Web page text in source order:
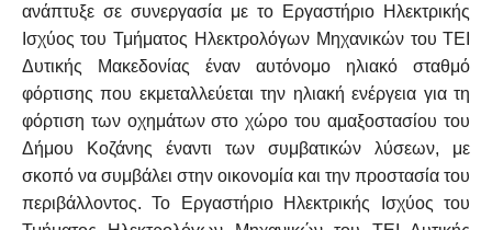
ανάπτυξε σε συνεργασία με το Εργαστήριο Ηλεκτρικής
Ισχύος του Τμήματος Ηλεκτρολόγων Μηχανικών του ΤΕΙ
Δυτικής Μακεδονίας έναν αυτόνομο ηλιακό σταθμό
φόρτισης που εκμεταλλεύεται την ηλιακή ενέργεια για τη
φόρτιση των οχημάτων στο χώρο του αμαξοστασίου του
Δήμου Κοζάνης έναντι των συμβατικών λύσεων, με
σκοπό να συμβάλει στην οικονομία και την προστασία του
περιβάλλοντος. Το Εργαστήριο Ηλεκτρικής Ισχύος του